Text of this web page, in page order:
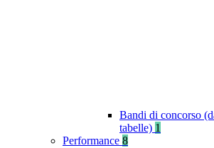
Bandi di concorso
tabelle) 1
Performance 8